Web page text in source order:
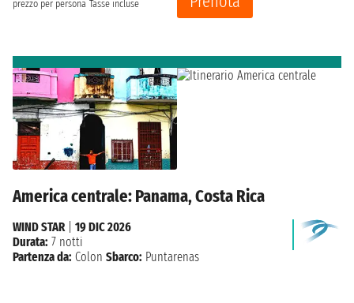
prezzo per persona Tasse incluse
America centrale: Panama, Costa Rica
WIND STAR| 19 DIC 2026
Durata: 7 notti
Partenza da: Colon Sbarco: Puntarenas